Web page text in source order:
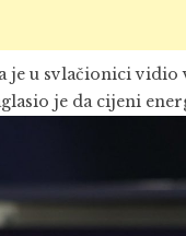
je u svlačionici
je da cijeni